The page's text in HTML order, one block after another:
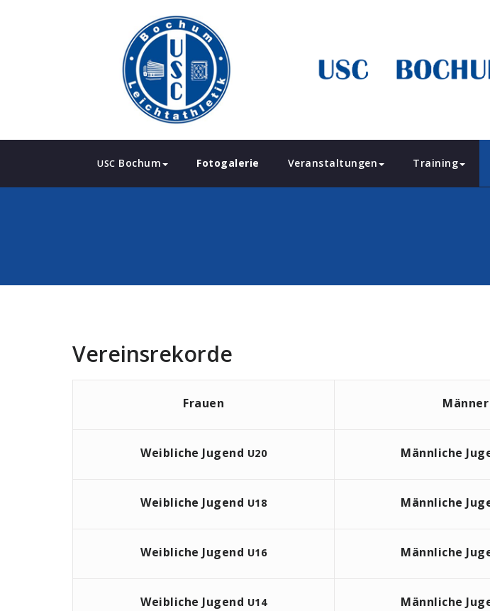
USC Bochum Fotogalerie Veranstaltungen Training
Vereinsrekorde
Frauen Männer
Weibliche Jugend U20 Männliche
Weibliche Jugend U18 Männliche
Weibliche Jugend U16 Männliche
Weibliche Jugend U14 Männliche